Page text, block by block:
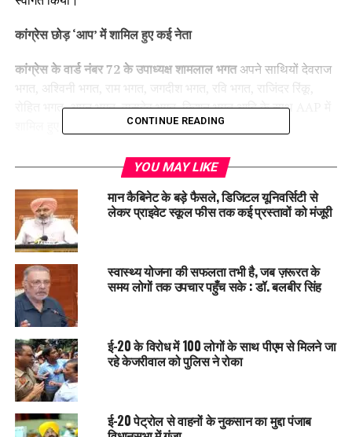
कांग्रेस छोड़ ‘आप’ में शामिल हुए कई नेता
कांग्रेस के वार्ड नंबर72के उपाध्यक्ष शामलाल भगतअपने साथियों देवराज
भगत, अश्विनी भगत, राम भगत, जगदीश भगत, रवि भगत, राजिंदर रिंकू,
रोहित भगत, अमन भगत, वासुदेव भगत, किशन भगत आदि के साथ AAP में
भगत समाज के प्रमुख और शिवराज सेना के राष्ट्रीय अध्यक्ष रमेश भगत
ने भी पार्टी जॉइन की। उनके साथ किशन लाल भगत, मोहित भगत, मदन
चहल, बब्बु भगत, केवल किशन, अरुण जोगी, सुनील भगत, मनजीत कुमार
जैसे कई नामी चेहरे भी ‘आप’ के परिवार में शामिल हो गए।
युवाओं और समाजसेवियों का भी साथ
CONTINUE READING
YOU MAY LIKE
मान कैबिनेट के बड़े फैसले, डिजिटल यूनिवर्सिटी से
लेकर प्राइवेट स्कूल फीस तक कई प्रस्तावों को मंजूरी
स्वास्थ्य योजना की सफलता तभी है, जब ज़रूरत के
समय लोगों तक उपचार पहुँच सके : डॉ. बलबीर सिंह
ई-20 के विरोध में 100 लोगों के साथ पीएम से मिलने जा
रहे केजरीवाल को पुलिस ने रोका
ई-20 पेट्रोल से वाहनों के नुकसान का मुद्दा पंजाब